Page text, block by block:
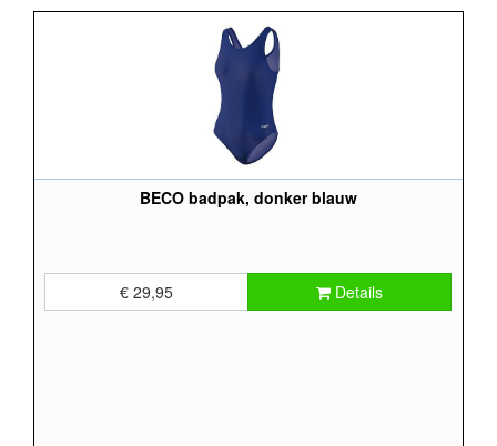
BECO badpak, donker blauw
€ 29,95 Details